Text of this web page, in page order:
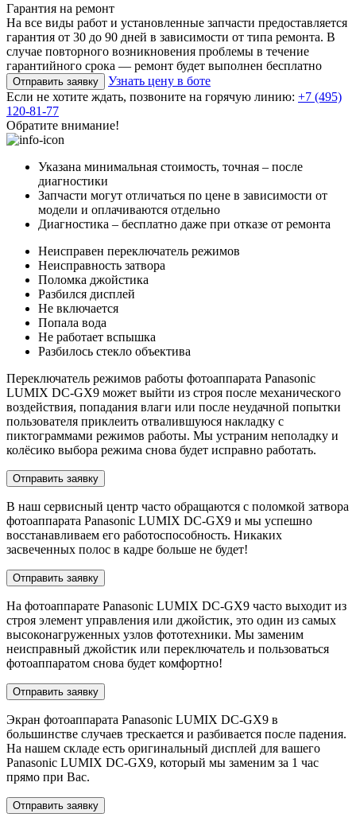
Гарантия на ремонт
На все виды работ и установленные запчасти предоставляется
гарантия от 30 до 90 дней в зависимости от типа ремонта. В
случае повторного возникновения проблемы в течение
гарантийного срока — ремонт будет выполнен бесплатно
Отправить заявку
Узнать цену в боте
Если не хотите ждать, позвоните на горячую линию: +7 (495)
120-81-77
Обратите внимание!
Указана минимальная стоимость, точная – после
диагностики
Запчасти могут отличаться по цене в зависимости от
модели и оплачиваются отдельно
Диагностика – бесплатно даже при отказе от ремонта
Неисправен переключатель режимов
Неисправность затвора
Поломка джойстика
Разбился дисплей
Не включается
Попала вода
Не работает вспышка
Разбилось стекло объектива
Переключатель режимов работы фотоаппарата Panasonic
LUMIX DC-GX9 может выйти из строя после механического
воздействия, попадания влаги или после неудачной попытки
пользователя приклеить отвалившуюся накладку с
пиктограммами режимов работы. Мы устраним неполадку и
колёсико выбора режима снова будет исправно работать.
Отправить заявку
В наш сервисный центр часто обращаются с поломкой затвора
фотоаппарата Panasonic LUMIX DC-GX9 и мы успешно
восстанавливаем его работоспособность. Никаких
засвеченных полос в кадре больше не будет!
Отправить заявку
На фотоаппарате Panasonic LUMIX DC-GX9 часто выходит из
строя элемент управления или джойстик, это один из самых
высоконагруженных узлов фототехники. Мы заменим
неисправный джойстик или переключатель и пользоваться
фотоаппаратом снова будет комфортно!
Отправить заявку
Экран фотоаппарата Panasonic LUMIX DC-GX9 в
большинстве случаев трескается и разбивается после падения.
На нашем складе есть оригинальный дисплей для вашего
Panasonic LUMIX DC-GX9, который мы заменим за 1 час
прямо при Вас.
Отправить заявку